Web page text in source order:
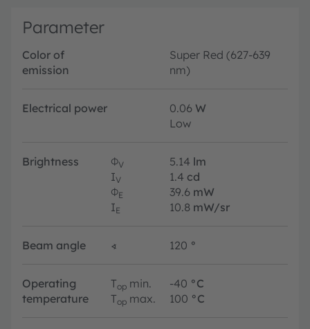
Parameter
Color of
emission
Super Red (627-639
nm)
Electrical power 0.06 W
Low
Brightness ΦV 5.14 lm
IV 1.4 cd
ΦE 39.6 mW
IE 10.8 mW/sr
Beam angle ∢ 120 °
Operating
temperature
Top min. -40 °C
Top max. 100 °C